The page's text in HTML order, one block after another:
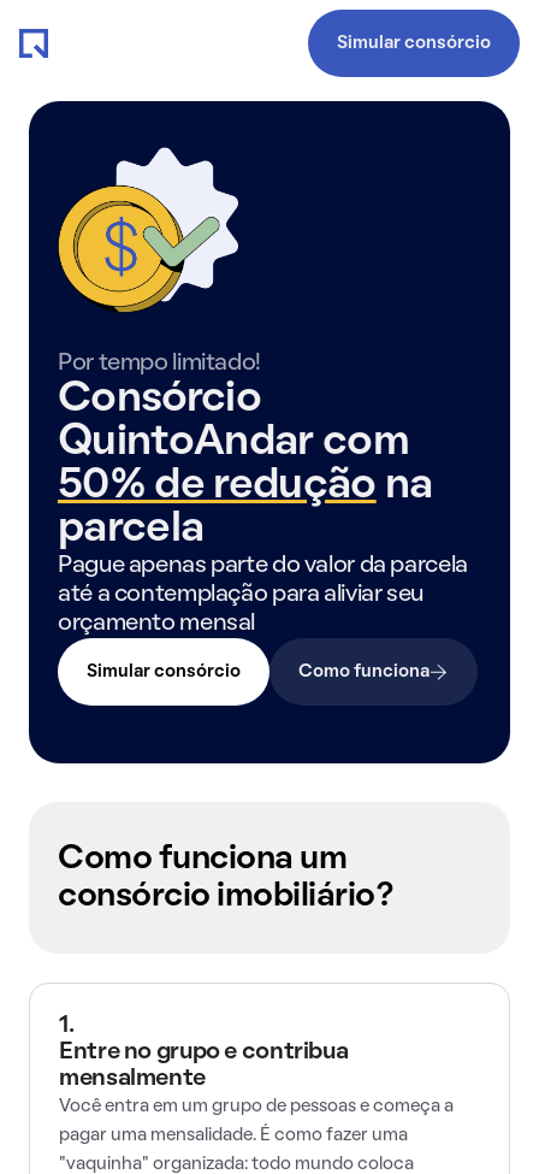
Simular consórcio
Por tempo limitado!
Consórcio
QuintoAndar com
50% de redução na
parcela
Pague apenas parte do valor da parcela
até a contemplação para aliviar seu
orçamento mensal
Simular consórcio Como funciona
Como funciona um
consórcio imobiliário?
1.
Entre no grupo e contribua
mensalmente
Você entra em um grupo de pessoas e começa a
pagar uma mensalidade. É como fazer uma
"vaquinha" organizada: todo mundo coloca